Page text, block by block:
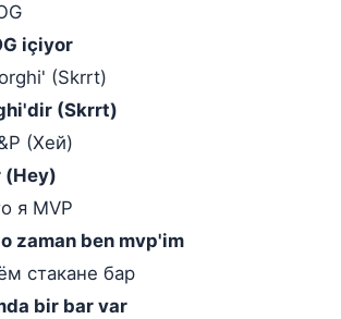
içiyor
(Skrrt)
(Skrrt)
(Хей)
(Hey)
я MVP
zaman ben mvp'im
стакане бар
bir bar var